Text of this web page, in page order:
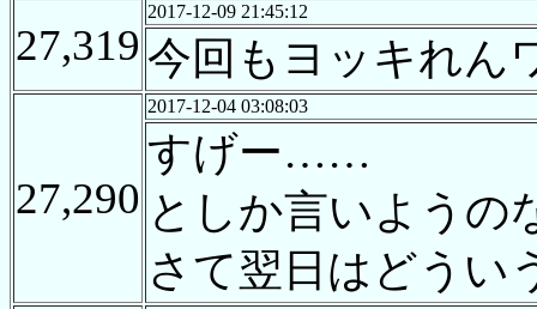
27,319
2017-12-09 21:45:12
今回もヨッキれん
27,290
2017-12-04 03:08:03
すげー……
としか言いようの
さて翌日はどうい